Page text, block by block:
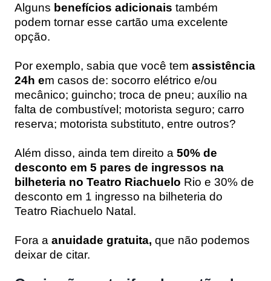
Alguns benefícios adicionais também
podem tornar esse cartão uma excelente
opção.
Por exemplo, sabia que você tem assistência
24h em casos de: socorro elétrico e/ou
mecânico; guincho; troca de pneu; auxílio na
falta de combustível; motorista seguro; carro
reserva; motorista substituto, entre outros?
Além disso, ainda tem direito a 50% de
desconto em 5 pares de ingressos na
bilheteria no Teatro Riachuelo Rio e 30% de
desconto em 1 ingresso na bilheteria do
Teatro Riachuelo Natal.
Fora a anuidade gratuita, que não podemos
deixar de citar.